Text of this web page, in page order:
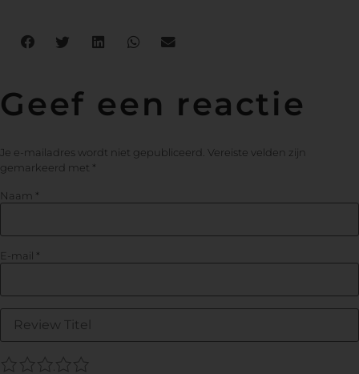
Geef een reactie
Je e-mailadres wordt niet gepubliceerd. Vereiste velden zijn
gemarkeerd met *
Naam *
E-mail *
5
4
3
2